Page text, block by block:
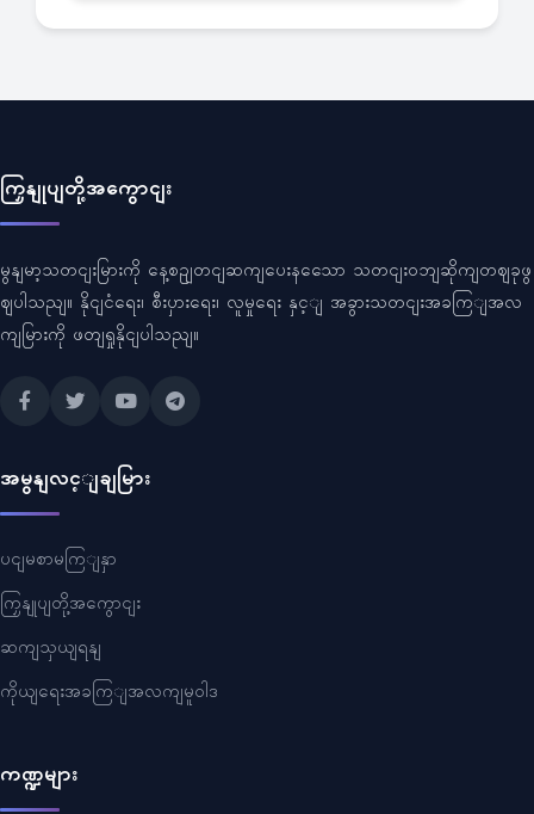
ကြှနျုပျတို့အကွောငျး
မွနျမာ့သတငျးမြားကို နေ့စဥျတငျဆကျပေးနသေော သတငျးဝဘျဆိုကျတဈခုဖွ
ဈပါသညျ။ နိုငျငံရေး၊ စီးပှားရေး၊ လူမှုရေး နှင့ျ အခွားသတငျးအခကြျအလ
ကျမြားကို ဖတျရှုနိုငျပါသညျ။
အမွနျလင့ျချမြား
ပငျမစာမကြျနှာ
ကြှနျုပျတို့အကွောငျး
ဆကျသှယျရနျ
ကိုယျရေးအခကြျအလကျမူဝါဒ
ကဏ္ဍများ